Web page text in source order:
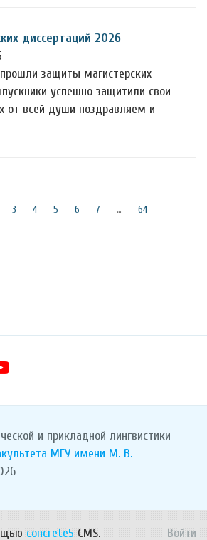
диссертаций 2026
защиты магистерских
успешно защитили свои
от всей души поздравляем и
3 4 5 6 7 … 64
и прикладной лингвистики
МГУ имени М. В.
concrete5 CMS. Войти